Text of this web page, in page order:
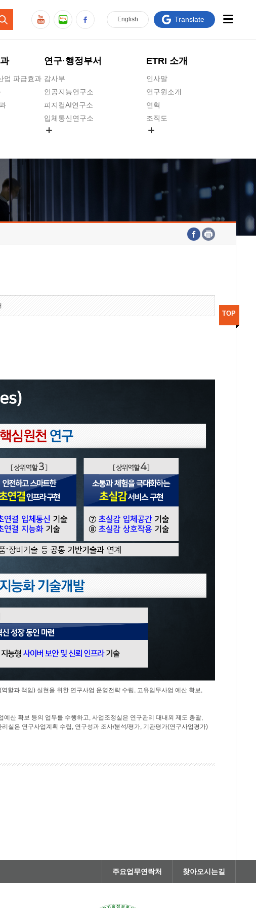
업 파급효과
연구·행정부서
감사부
인공지능연구소
피지컬AI연구소
입체통신연구소
호남권연구본부
기획본부
ETRI 소개
인사말
연구원소개
연혁
조직도
연구원 고객헌장
주요업무연락처
English Translate
할과 책임) 실현을 위한 연구사업 운영전략 수립, 고유임무사업 예산 확보,
산 확보 등의 업무를 수행하고, 사업조정실은 연구관리 대내외 제도 총괄,
실은 연구사업계획 수립, 연구성과 조사/분석/평가, 기관평가(연구사업평가)
TOP
주요업무연락처 찾아오시는길